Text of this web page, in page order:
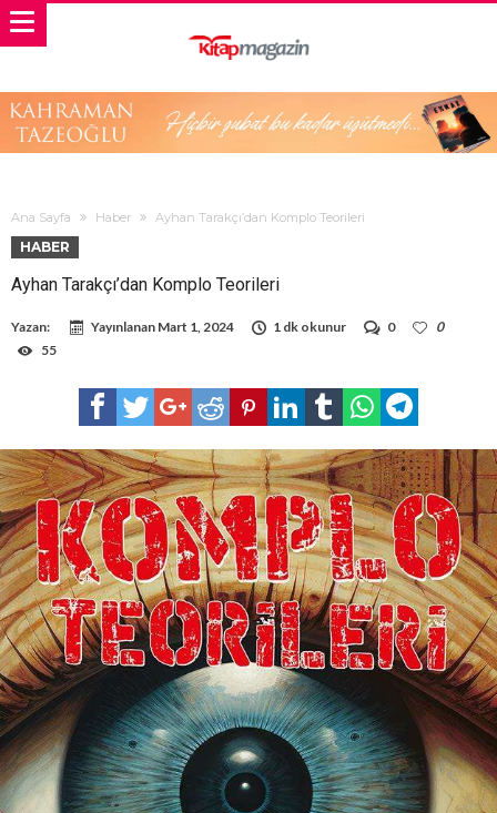
Ana Sayfa Haber Ayhan Tarakçı’dan Komplo Teorileri
HABER
Ayhan Tarakçı’dan Komplo Teorileri
Yazan: Yayınlanan Mart 1, 2024 1 dk okunur 0
0
55